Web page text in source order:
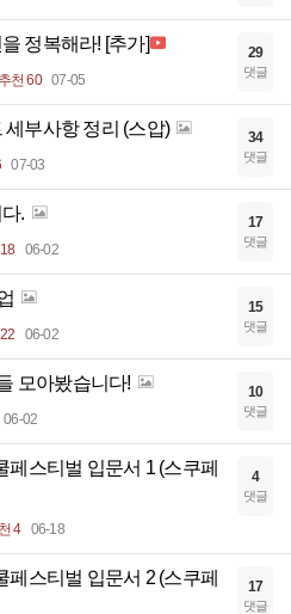
정복해라! [추가]
추천 60 07-05
29
댓글
부사항 정리 (스압)
07-03
34
댓글
.
06-02
17
댓글
06-02
15
댓글
모아봤습니다!
06-02
10
댓글
페스티벌 입문서 1 (스쿠페
4 06-18
4
댓글
페스티벌 입문서 2 (스쿠페
17
댓글